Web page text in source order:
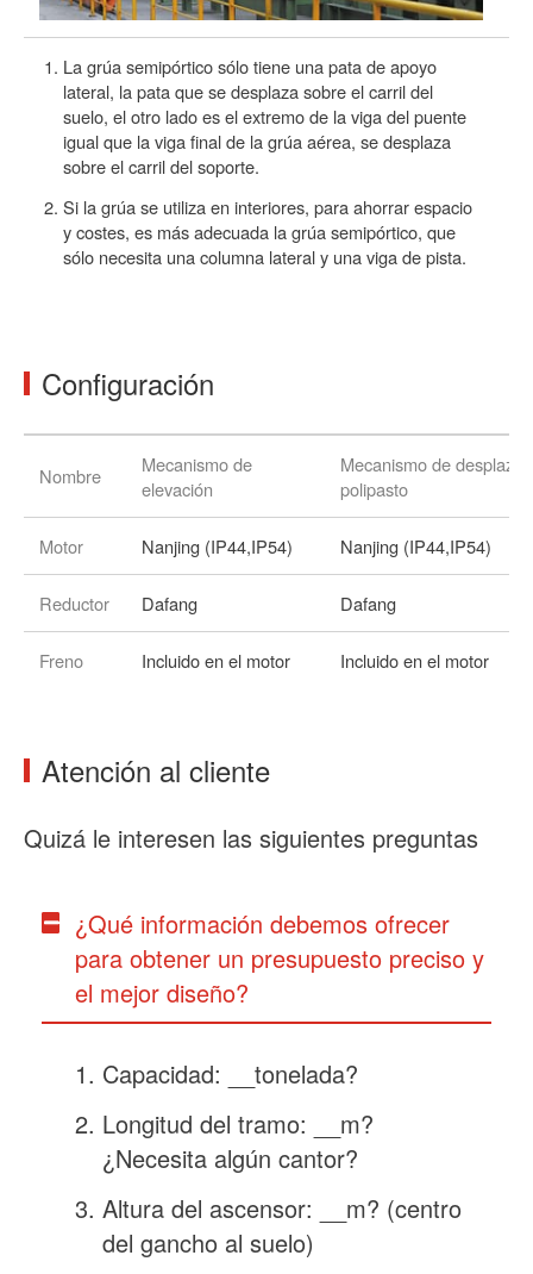
La grúa semipórtico sólo tiene una pata de apoyo
lateral, la pata que se desplaza sobre el carril del
suelo, el otro lado es el extremo de la viga del puente
igual que la viga final de la grúa aérea, se desplaza
sobre el carril del soporte.
Si la grúa se utiliza en interiores, para ahorrar espacio
y costes, es más adecuada la grúa semipórtico, que
sólo necesita una columna lateral y una viga de pista.
Configuración
Nombre
Mecanismo de
elevación
Mecanismo de
polipasto
Motor Nanjing (IP44,IP54) Nanjing (IP44,IP54)
Reductor Dafang Dafang
Freno Incluido en el motor Incluido en el motor
Atención al cliente
Quizá le interesen las siguientes preguntas
¿Qué información debemos ofrecer
para obtener un presupuesto preciso y
el mejor diseño?
Capacidad: __tonelada?
Longitud del tramo: __m?
¿Necesita algún cantor?
Altura del ascensor: __m? (centro
del gancho al suelo)